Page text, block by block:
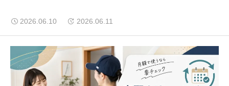
2026.06.10 2026.06.11